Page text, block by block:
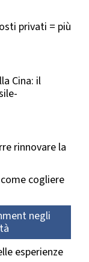
privati = più
Cina: il
rinnovare la
cogliere
negli
esperienze